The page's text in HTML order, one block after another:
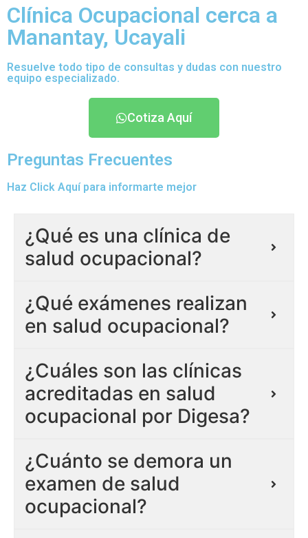
Clínica Ocupacional cerca a
Manantay, Ucayali
Resuelve todo tipo de consultas y dudas con nuestro
equipo especializado.
Cotiza Aquí
Preguntas Frecuentes
Haz Click Aquí para informarte mejor
¿Qué es una clínica de
salud ocupacional?
¿Qué exámenes realizan
en salud ocupacional?
¿Cuáles son las clínicas
acreditadas en salud
ocupacional por Digesa?
¿Cuánto se demora un
examen de salud
ocupacional?